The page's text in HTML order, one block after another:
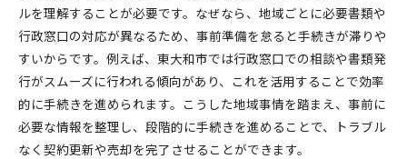
ルを理解することが必要です。なぜなら、地域ごとに必要書類や
行政窓口の対応が異なるため、事前準備を怠ると手続きが滞りや
すいからです。例えば、東大和市では行政窓口での相談や書類発
行がスムーズに行われる傾向があり、これを活用することで効率
的に手続きを進められます。こうした地域事情を踏まえ、事前に
必要な情報を整理し、段階的に手続きを進めることで、トラブル
なく契約更新や売却を完了させることができます。